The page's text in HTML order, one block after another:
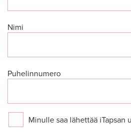
Nimi
Puhelinnumero
Minulle saa lähettää iTapsan